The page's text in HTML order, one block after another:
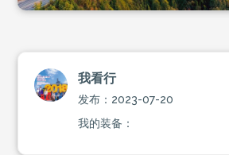
我看行
发布：2023-07-20
我的装备：